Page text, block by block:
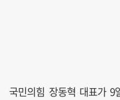
국민의힘 장동혁 대표가